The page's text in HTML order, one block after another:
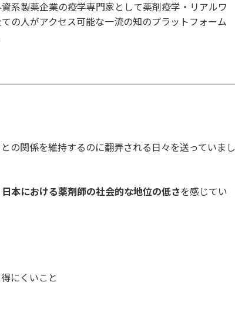
系製薬企業の疫学専門家として薬剤疫学・リアルワ
の人がアクセス可能な一流の知のプラットフォーム
の関係を維持するのに翻弄される日々を送っていまし
本における薬剤師の社会的な地位の低さを感じてい
にくいこと